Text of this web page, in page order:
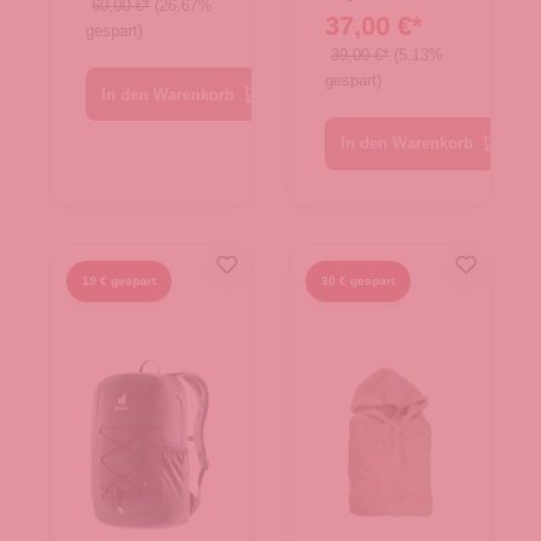
60,00 €* (26.67%
gespart)
37,00 €*
39,00 €* (5.13%
gespart)
19 € gespart 30 € gespart